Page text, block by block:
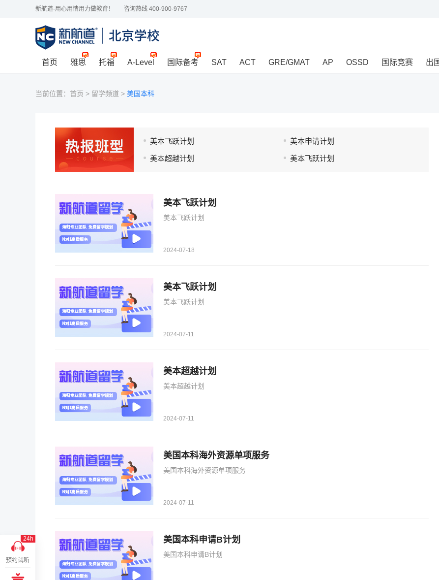
新航道-用心用情用力做教育！ 咨询热线 400-900-9767
首页 雅思 托福 A-Level 国际备考 SAT ACT GRE/GMAT AP OSSD 国际竞赛 出
当前位置： 首页 > 留学频道 > 美国本科
美本飞跃计划 美本申请计划
美本超越计划 美本飞跃计划
美本飞跃计划
美本飞跃计划
2024-07-18
美本飞跃计划
美本飞跃计划
2024-07-11
美本超越计划
美本超越计划
2024-07-11
美国本科海外资源单项服务
美国本科海外资源单项服务
2024-07-11
美国本科申请B计划
美国本科申请B计划
24h
预约试听